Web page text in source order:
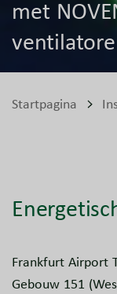
met
Startpagina
Frankfurt Airport
Gebouw 151